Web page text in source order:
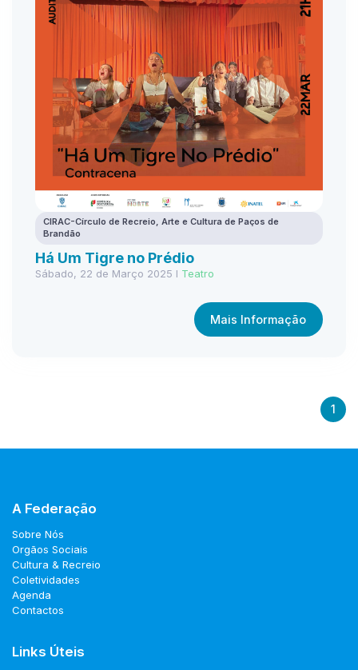
CIRAC-Círculo de Recreio, Arte e Cultura de Paços de
Brandão
Há Um Tigre no Prédio
Sábado, 22 de Março 2025 I Teatro
Mais Informação
1
A Federação
Sobre Nós
Orgãos Sociais
Cultura & Recreio
Coletividades
Agenda
Contactos
Links Úteis